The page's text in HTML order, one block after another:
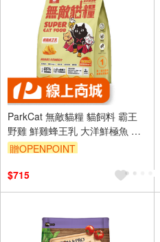
ParkCat 無敵貓糧 貓飼料 霸王
野雞 鮮雞蜂王乳 大洋鮮極魚 動
力火雞鹿 高蛋白 低碳水 無穀 機
贈OPENPOINT
（運費不算在 2000 元的範圍
內）
$715